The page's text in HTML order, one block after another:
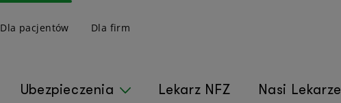
Dla pacjentów Dla firm
Ubezpieczenia Lekarz NFZ Nasi Lekarze